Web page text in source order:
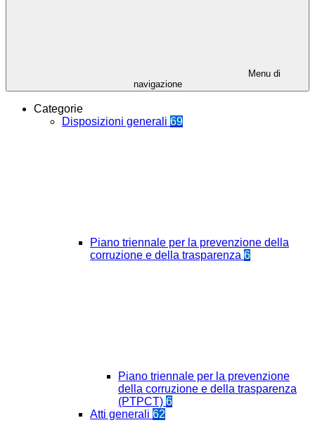
Menu di
navigazione
Categorie
Disposizioni generali 69
Piano triennale per la prevenzione della
corruzione e della trasparenza 6
Piano triennale per la prevenzione
della corruzione e della trasparenza
(PTPCT) 6
Atti generali 62